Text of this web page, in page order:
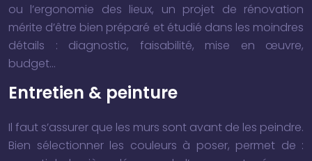
ou l’ergonomie des lieux, un projet de rénovation
mérite d’être bien préparé et étudié dans les moindres
détails : diagnostic, faisabilité, mise en œuvre,
budget…
Entretien & peinture
Il faut s’assurer que les murs sont avant de les peindre.
Bien sélectionner les couleurs à poser, permet de :